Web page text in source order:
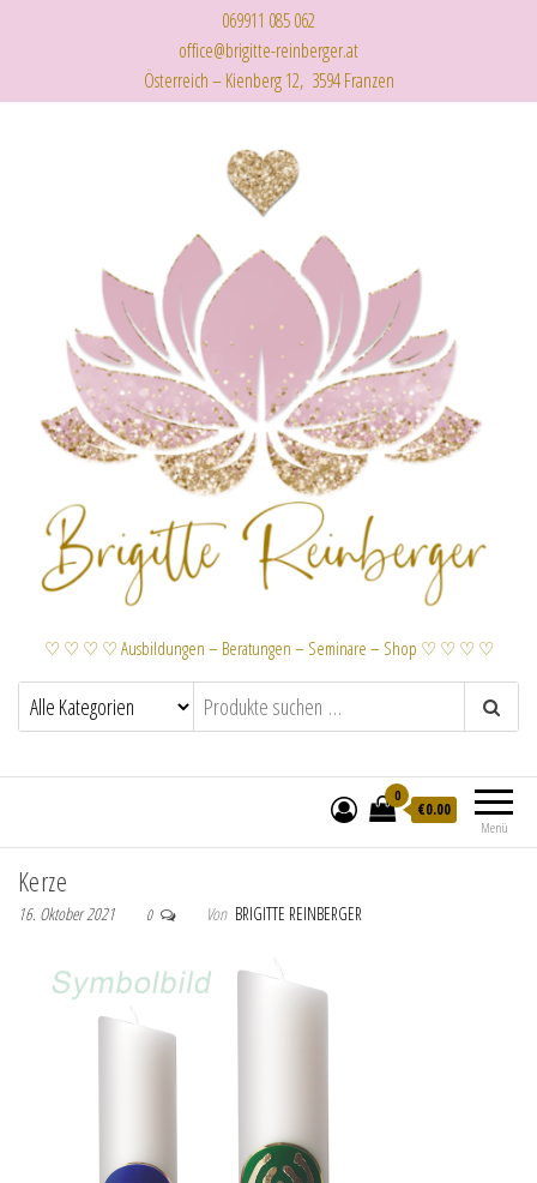
069911 085 062
office@brigitte-reinberger.at
Österreich – Kienberg 12, 3594 Franzen
♡ ♡ ♡ ♡ Ausbildungen – Beratungen – Seminare – Shop ♡ ♡ ♡ ♡
Menü
0
€0.00
Kerze
16. Oktober 2021 0 Von BRIGITTE REINBERGER